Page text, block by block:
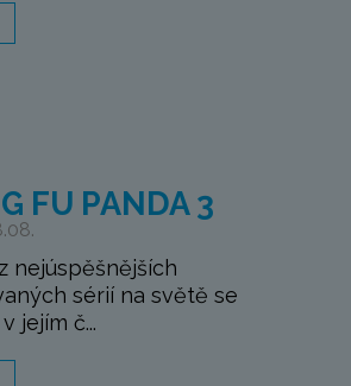
FU PANDA 3
nejúspěšnějších
sérií na světě se
jejím č...